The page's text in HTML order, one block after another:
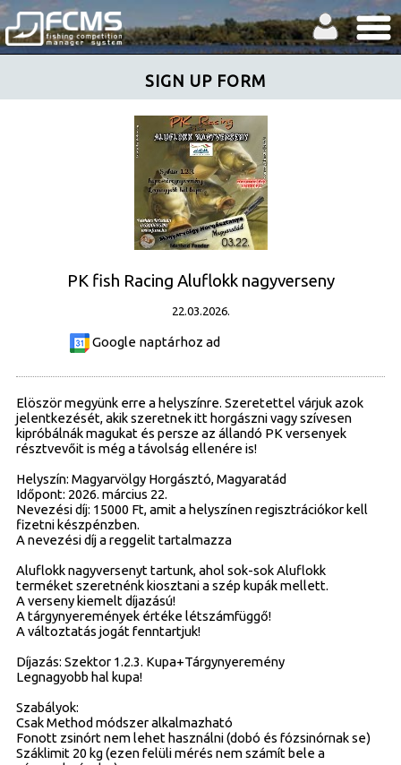
SIGN UP FORM
PK fish Racing Aluflokk nagyverseny
22.03.2026.
Google naptárhoz ad
Elöször megyünk erre a helyszínre. Szeretettel várjuk azok
jelentkezését, akik szeretnek itt horgászni vagy szívesen
kipróbálnák magukat és persze az állandó PK versenyek
résztvevőit is még a távolság ellenére is!
Helyszín: Magyarvölgy Horgásztó, Magyaratád
Időpont: 2026. március 22.
Nevezési díj: 15000 Ft, amit a helyszínen regisztrációkor kell
fizetni készpénzben.
A nevezési díj a reggelit tartalmazza
Aluflokk nagyversenyt tartunk, ahol sok-sok Aluflokk
terméket szeretnénk kiosztani a szép kupák mellett.
A verseny kiemelt díjazású!
A tárgynyeremények értéke létszámfüggő!
A változtatás jogát fenntartjuk!
Díjazás: Szektor 1.2.3. Kupa+Tárgynyeremény
Legnagyobb hal kupa!
Szabályok:
Csak Method módszer alkalmazható
Fonott zsinórt nem lehet használni (dobó és fózsinórnak se)
Száklimit 20 kg (ezen felüli mérés nem számít bele a